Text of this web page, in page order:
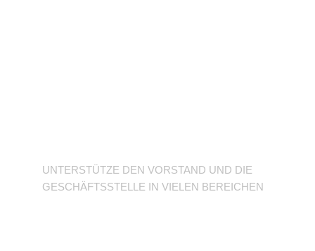
UNTERSTÜTZE DEN VORSTAND UND DIE
GESCHÄFTSSTELLE IN VIELEN BEREICHEN